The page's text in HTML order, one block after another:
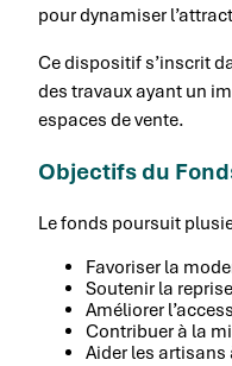
pour dynamiser
Ce dispositif s’inscrit
des travaux ayant un
espaces de vente.
Objectifs du
Le fonds poursuit
Favoriser la
Soutenir la
Améliorer
Contribuer à la
Aider les artisans